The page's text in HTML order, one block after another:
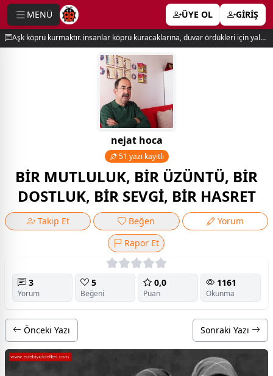
MENÜ ÜYE OL GİRİŞ
Aşk köprü kurmaktır. insanlar köprü kuracaklarına, duvar ördükleri için yalnız kalırlar. newton
nejat hoca
51 yazı kayıtlı
BİR MUTLULUK, BİR ÜZÜNTÜ, BİR
DOSTLUK, BİR SEVGİ, BİR HASRET
Takip Et Beğen
Yorum
Rapor Et
3
Yorum
5
Beğeni
0,0
Puan
1161
Okunma
Önceki Yazı Sonraki Yazı
menu